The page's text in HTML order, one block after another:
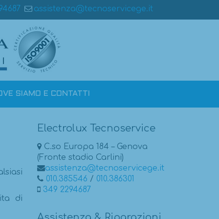
assistenza@tecnoservicege.it
SIAMO E CONTATTI
di
Electrolux Tecnoservice
C.so Europa 184 – Genova
(Fronte stadio Carlini)
assistenza@tecnoservicege.it
010.385546 / 010.386301
349 2294687